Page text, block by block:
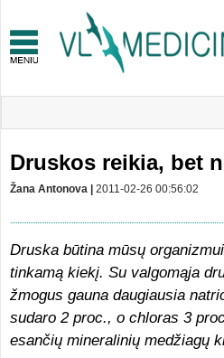
Druskos reikia, bet
Žana Antonova | 2011-02-26 00:56:02
Druska būtina mūsų
tinkamą kiekį. Su valgomąja
žmogus gauna daugiausia
sudaro 2 proc., o chloras 3
esančių mineralinių medžiagų